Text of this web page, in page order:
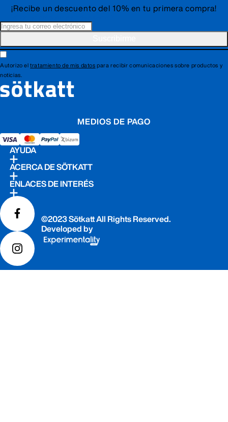
¡Recibe undescuento del 10% en tu primera compra!
Autorizo eltratamiento de mis datos para recibir comunicaciones sobre productos y
noticias.
MEDIOS DE PAGO
AYUDA
ACERCA DE SÖTKATT
ENLACES DE INTERÉS
©2023 Sötkatt All Rights Reserved.
Developed by